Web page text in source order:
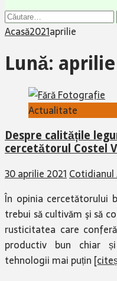
Caută
după:
Acasă2021aprilie
Lună: aprilie
Actualitate
Despre calitățile
cercetătorul Costel
30 aprilie 2021
În opinia cercetătorului
trebui să cultivăm şi să
rusticitatea care
productiv bun chiar
tehnologii mai puțin